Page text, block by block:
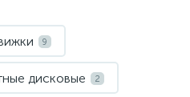
9
дисковые 2